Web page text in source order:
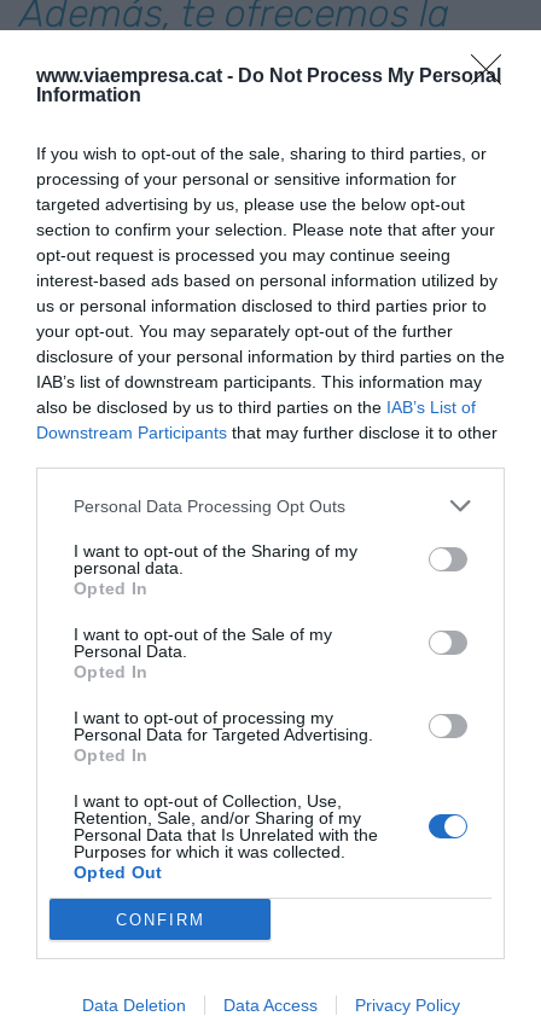
www.viaempresa.cat - Do Not Process My Personal
Information
If you wish to opt-out of the sale, sharing to third parties, or
processing of your personal or sensitive information for
targeted advertising by us, please use the below opt-out
section to confirm your selection. Please note that after your
opt-out request is processed you may continue seeing
interest-based ads based on personal information utilized by
us or personal information disclosed to third parties prior to
your opt-out. You may separately opt-out of the further
disclosure of your personal information by third parties on the
IAB’s list of downstream participants. This information may
also be disclosed by us to third parties on the IAB’s List of
Downstream Participants that may further disclose it to other
Personal Data Processing Opt Outs
I want to opt-out of the Sharing of my
personal data.
Opted In
I want to opt-out of the Sale of my
Personal Data.
Opted In
I want to opt-out of processing my
Personal Data for Targeted Advertising.
Opted In
I want to opt-out of Collection, Use,
Retention, Sale, and/or Sharing of my
Personal Data that Is Unrelated with the
Purposes for which it was collected.
Opted Out
CONFIRM
Data Deletion Data Access Privacy Policy
Además, te ofrecemos la
preservación de
#líneascelulares
salvaguardar su información
genética indefinidamente?
?https://t.co/XID6ytzqvY
pic.twitter.com/
— Ovohorse (@ovohorse)June 17, 2024
Sense anar més lluny, és relativament senzill
trobar-nos en el nostre dia a dia amb cotxes que
Marbella-. “Ara bé, si és car o no, ho haurà de
jutjar la persona que ho paga”, apunta Marfany. El
cost d’aquesta pràctica s’atribueix a la tecnologia
capacitats de manipulació embriològica que no
qualsevol pot dur a terme: “Hi ha poques
persones capacitades, és una tècnica que
requereix molta destresa i el que principalment
catedràtica de Genètica de la UB.
D'heroi a malvat: el sud-
coreà que va fer creure el
món en la clonació